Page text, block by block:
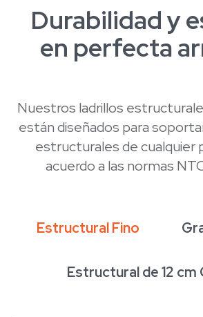
Durabilidad y
en perfecta
Nuestros ladrillos
están diseñados para
estructurales de cualquier
acuerdo a las normas
Estructural Fino
Estructural de 12 cm